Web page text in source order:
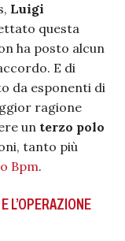
Luigi
questa
ha posto alcun
E di
da esponenti di
ragione
un terzo polo
tanto più
Bpm.
L’OPERAZIONE